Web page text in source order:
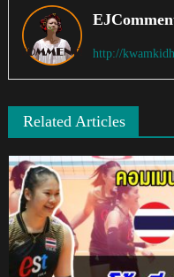
http://
Related Articles